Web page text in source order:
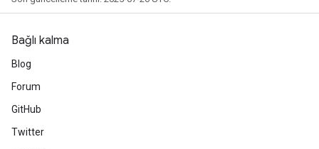
Bağlı kalma
Blog
Forum
GitHub
Twitter